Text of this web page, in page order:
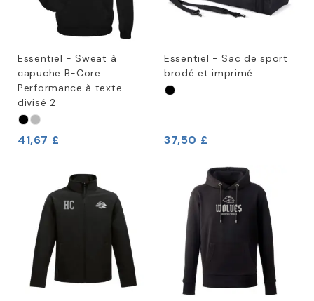
Essentiel - Sweat à
capuche B-Core
Performance à texte
divisé 2
41,67 £
Essentiel - Sac de sport
brodé et imprimé
37,50 £